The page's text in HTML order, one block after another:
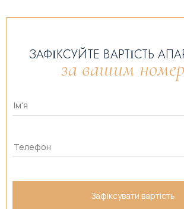
ЗАФІКСУЙТЕ ВАРТІСТЬ
за вашим